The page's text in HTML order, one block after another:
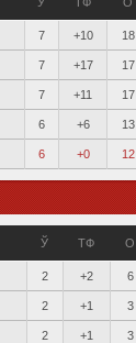
7 +10 18
7 +17 17
7 +11 17
6 +6 13
6 +0 12
Ў ТФ О
2 +2 6
2 +1 3
2 +1 3